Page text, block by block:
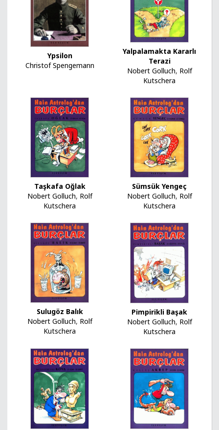
Ypsilon
Christof Spengemann
Yalpalamakta Kararlı
Terazi
Nobert Golluch, Rolf
Kutschera
Taşkafa Oğlak
Nobert Golluch, Rolf
Kutschera
Sümsük Yengeç
Nobert Golluch, Rolf
Kutschera
Sulugöz Balık
Nobert Golluch, Rolf
Kutschera
Pimpirikli Başak
Nobert Golluch, Rolf
Kutschera